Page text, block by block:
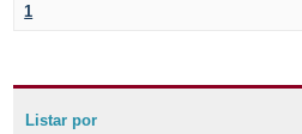
1
Listar por